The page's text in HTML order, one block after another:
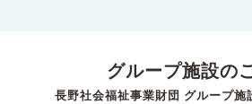
グループ施設の
長野社会福祉事業財団 グループ施